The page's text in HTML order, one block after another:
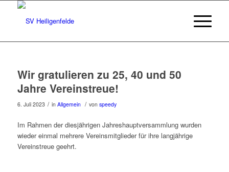
Wir gratulieren zu 25, 40 und 50
Jahre Vereinstreue!
6. Juli 2023 / in Allgemein / von speedy
Im Rahmen der diesjährigen Jahreshauptversammlung wurden
wieder einmal mehrere Vereinsmitglieder für ihre langjährige
Vereinstreue geehrt.